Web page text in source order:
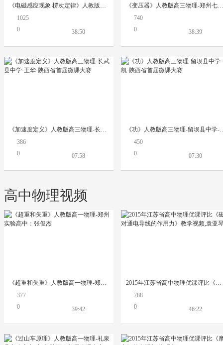
《电磁感应现象 楞次定律》人教版高三物理-郑州十一中：杨静
1025
0
38:50
《变压器》人教版高三物理-郑州七十四中：梁智强
740
0
38:39
《加速度定义》人教版高三物理-长武县中学-王华-陕西省首届微课大赛
386
0
07:58
《功》人教版高三物理-留坝
450
0
07:30
高中物理视频
《超重和失重》人教版高一物理-郑州实验高中：张俊杰
377
0
39:42
2015年江苏省高中物理优课评比《磁场对通电导线的作用力》教学视频,袁亚琴
788
0
46:22